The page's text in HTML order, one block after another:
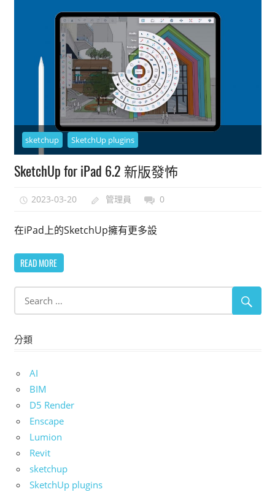
體
sketchup SketchUp plugins
SketchUp for iPad 6.2 新版發怖
2023-03-20 管理員 0
在iPad上的SketchUp擁有更多設
READ MORE
分類
AI
BIM
D5 Render
Enscape
Lumion
Revit
sketchup
SketchUp plugins